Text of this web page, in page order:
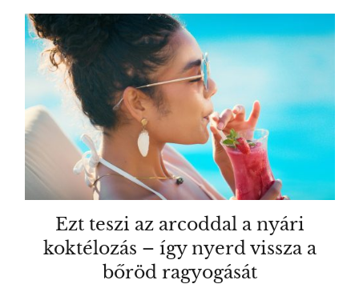
Ezt teszi az arcoddal a nyári
koktélozás – így nyerd vissza a
bőröd ragyogását